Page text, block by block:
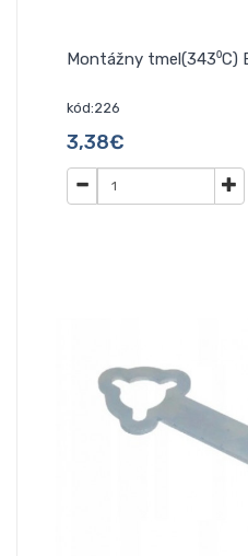
Montážny tmel(343⁰C)
kód:226
3,38€